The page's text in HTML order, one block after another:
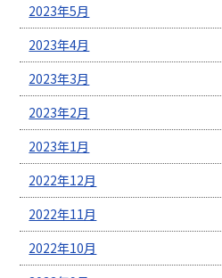
2023年5月
2023年4月
2023年3月
2023年2月
2023年1月
2022年12月
2022年11月
2022年10月